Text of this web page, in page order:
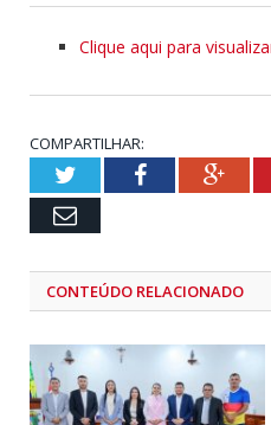
Clique aqui para
COMPARTILHAR:
TwitterFacebook
Email
CONTEÚDO RELACIONADO